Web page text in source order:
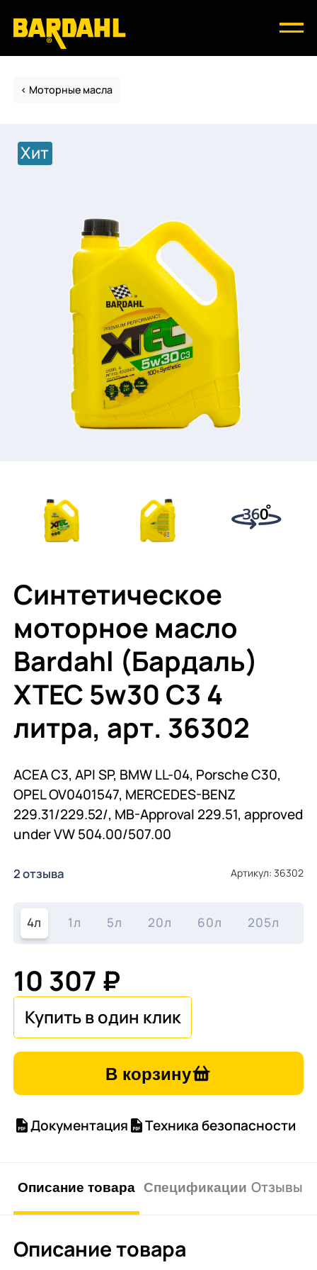
Моторные масла
Хит
Синтетическое
моторное масло
Bardahl (Бардаль)
XTEC 5w30 C3 4
литра, арт. 36302
ACEA C3, API SP, BMW LL-04, Porsche C30,
OPEL OV0401547, MERCEDES-BENZ
229.31/229.52/, MB-Approval 229.51, approved
under VW 504.00/507.00
2 отзыва Артикул: 36302
4л 1л 5л 20л 60л 205л
10 307 ₽
В корзину
Документация Техника безопасности
Описание товара Спецификации Отзывы о
Описание товара